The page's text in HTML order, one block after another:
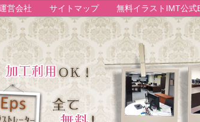
営会社 サイトマップ 無料イラストIMT公式